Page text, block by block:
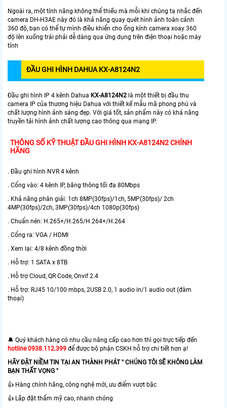
Ngoài ra, một tính năng không thể thiếu mà mỗi khi chúng ta nhắc đến
camera DH-H3AE này đó là khả năng quay quét hình ảnh toàn cảnh
360 độ, bạn có thể tự mình điều khiển cho ống kính camera xoay 360
độ lên xuống trái phải dễ dàng qua ứng dụng trên điện thoại hoặc máy
tính
ĐẦU GHI HÌNH DAHUA KX-A8124N2
Đầu ghi hình IP 4 kênh Dahua KX-A8124N2 là một thiết bị đầu thu
camera IP của thương hiệu Dahua với thiết kế mẫu mã phong phú và
chất lượng hình ảnh sáng đẹp. Với giá tốt, sản phẩm này có khả năng
truyền tải hình ảnh chất lượng cao thông qua mạng IP.
THÔNG SỐ KỸ THUẬT ĐẦU GHI HÌNH KX-A8124N2 CHÍNH
HÃNG
. Đầu ghi hình NVR 4 kênh
. Cổng vào: 4 kênh IP, băng thông tối đa 80Mbps
. Khả năng phân giải: 1ch 8MP(30fps)/1ch, 5MP(30fps)/ 2ch
4MP(30fps)/2ch, 3MP(30fps)/4ch 1080p(30fps)
. Chuẩn nén: H.265+/H.265/H.264+/H.264
. Cổng ra: VGA / HDMI
. Xem lại: 4/8 kênh đồng thời
. Hỗ trợ: 1 SATA x 8TB
. Hỗ trợ Cloud, QR Code, Onvif 2.4
. Hỗ trợ: RJ45 10/100 mbps, 2USB 2.0, 1 audio in/1 audio out (đàm
thoại)
🔔 Quý khách hàng có nhu cầu nâng cấp cao hơn thì gọi trực tiếp đến
hotline 0938.112.399 để được bộ phận CSKH hỗ trợ chi tiết hơn ạ!
HÃY ĐẶT NIỀM TIN TẠI AN THÀNH PHÁT " CHÚNG TÔI SẼ KHÔNG LÀM
BẠN THẤT VỌNG "
👍 Hàng chính hãng, công nghệ mới, ưu điểm vượt bậc
👍 Lắp đặt thẩm mỹ cao, nhanh chóng